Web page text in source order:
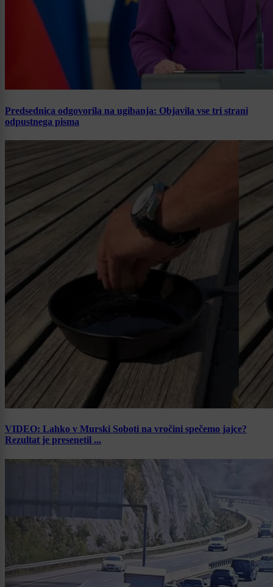
Predsednica odgovorila na ugibanja: Objavila vse tri strani
odpustnega pisma
VIDEO: Lahko v Murski Soboti na vročini spečemo jajce?
Rezultat je presenetil ...